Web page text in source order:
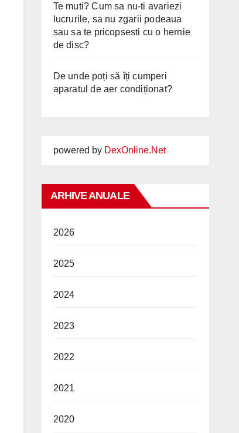
Te muti? Cum sa nu-ti avariezi
lucrurile, sa nu zgarii podeaua
sau sa te pricopsesti cu o hernie
de disc?
De unde poți să îți cumperi
aparatul de aer condiționat?
powered by DexOnline.Net
ARHIVE ANUALE
2026
2025
2024
2023
2022
2021
2020